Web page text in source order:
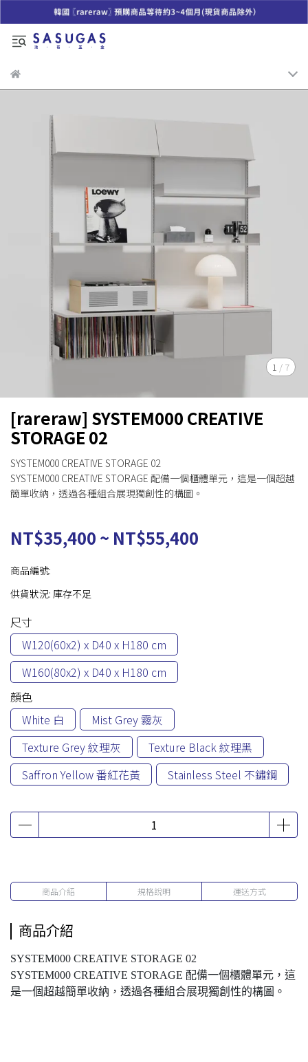
1 / 7
[rareraw] SYSTEM000 CREATIVE
STORAGE 02
SYSTEM000 CREATIVE STORAGE 02
SYSTEM000 CREATIVE STORAGE 配備一個櫃體單元，這是一個超越
簡單收納，透過各種組合展現獨創性的構圖。
NT$35,400 ~ NT$55,400
商品編號:
供貨狀況: 庫存不足
尺寸
W120(60x2) x D40 x H180 cm
W160(80x2) x D40 x H180 cm
顏色
White 白
Mist Grey 霧灰
Texture Grey 紋理灰
Texture Black 紋理黑
Saffron Yellow 番紅花黃
Stainless Steel 不鏽鋼
商品介紹 規格說明 運送方式
商品介紹
SYSTEM000 CREATIVE STORAGE 02
SYSTEM000 CREATIVE STORAGE 配備一個櫃體單元，這
是一個超越簡單收納，透過各種組合展現獨創性的構圖。